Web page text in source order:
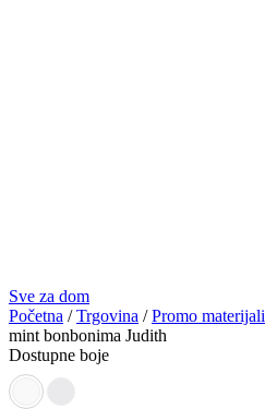
Sve za dom
Početna /Trgovina /Promo materijali
mint bonbonima Judith
Dostupne boje